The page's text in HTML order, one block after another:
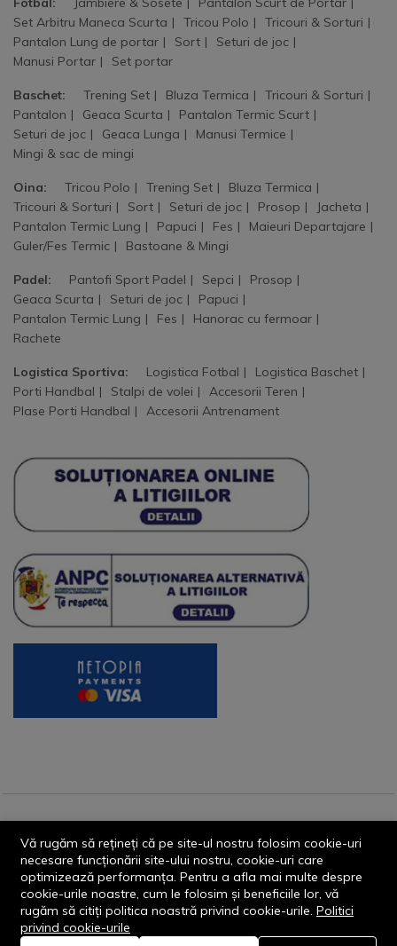
Set Arbitru Maneca Scurta
Tricou Polo
Tricouri & Sorturi
Pantalon Lung de portar
Sort
Seturi de joc
Manusi Portar
Set portar
Baschet: Trening Set Bluza Termica
Tricouri & Sorturi
Pantalon
Geaca Scurta
Pantalon Termic Scurt
Seturi de joc
Geaca Lunga
Manusi Termice
Mingi & sac de mingi
Oina: Tricou Polo Trening Set
Bluza Termica
Tricouri & Sorturi
Sort Seturi de joc Prosop
Jacheta
Pantalon Termic Lung
Papuci Fes
Maieuri Departajare
Guler/Fes Termic
Bastoane & Mingi
Padel: Pantofi Sport Padel Sepci
Prosop
Geaca Scurta
Seturi de joc
Papuci
Pantalon Termic Lung
Fes
Hanorac cu fermoar
Rachete
Logistica Sportiva: Logistica Fotbal
Logistica Baschet
Porti Handbal
Stalpi de volei
Accesorii Teren
Plase Porti Handbal
Accesorii Antrenament
© 2013-2026 - Dornik Total Services S.R.L. CUI 32211812
Reg.Com. J13/1996/2013, Str. Transilvaniei, Nr. 19A
Vă rugăm să rețineți că pe site-ul nostru folosim cookie-uri
necesare funcționării site-ului nostru, cookie-uri care
optimizează performanța. Pentru a afla mai multe despre
cookie-urile noastre, cum le folosim și beneficiile lor, vă
rugăm să citiți politica noastră privind cookie-urile. Politici
privind cookie-urile